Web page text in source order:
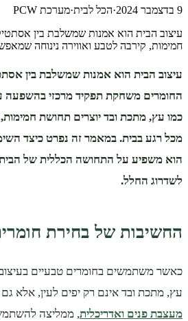
9 בדצמבר 2024 ·הכל לבית·מערכת PCW
עיצוב הבית הוא אמנות שמשלבת בין
חמימות, קירבה לטבע ואווירה נינוחה
עיצוב הבית הוא אמנות שמשלבת בין
החומרים משחקת תפקיד מרכזי בהשפעה
כמו עץ, מתכת ובד יוצרים תחושת
מכל רגע בבית. במאמר זה נפרט כיצד
הוא משפיע על התחושה הכללית של
לשדרוג החלל.
החשיבות של בחירת
כאשר משתמשים בחומרים טבעיים בעיצוב
עץ, מתכת ובד אינם רק יפים לעין, אלא
מעצבת פנים ואדריכלית, ממליצה להשתמש